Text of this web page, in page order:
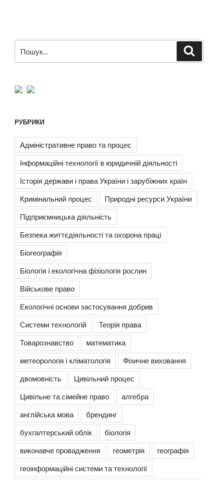
за
РУБРИКИ
Адміністративне право та процес
Інформаційні технології в юридичній діяльності
Історія держави і права України і зарубіжних країн
Кримінальний процес
Природні ресурси України
Підприємницька діяльність
Безпека життєдіяльності та охорона праці
Біогеографія
Біологія і екологічна фізіологія рослин
Військове право
Екологічні основи застосування добрив
Системи технологій
Теорія права
Товарознавство
математика
метеорологія і кліматологія
Фізичне виховання
двомовність
Цивільний процес
Цивільне та сімейне право
алгебра
англійська мова
брендинг
бухгалтерський облік
біологія
виконавче провадження
геометрія
географія
геоінформаційні системи та технології